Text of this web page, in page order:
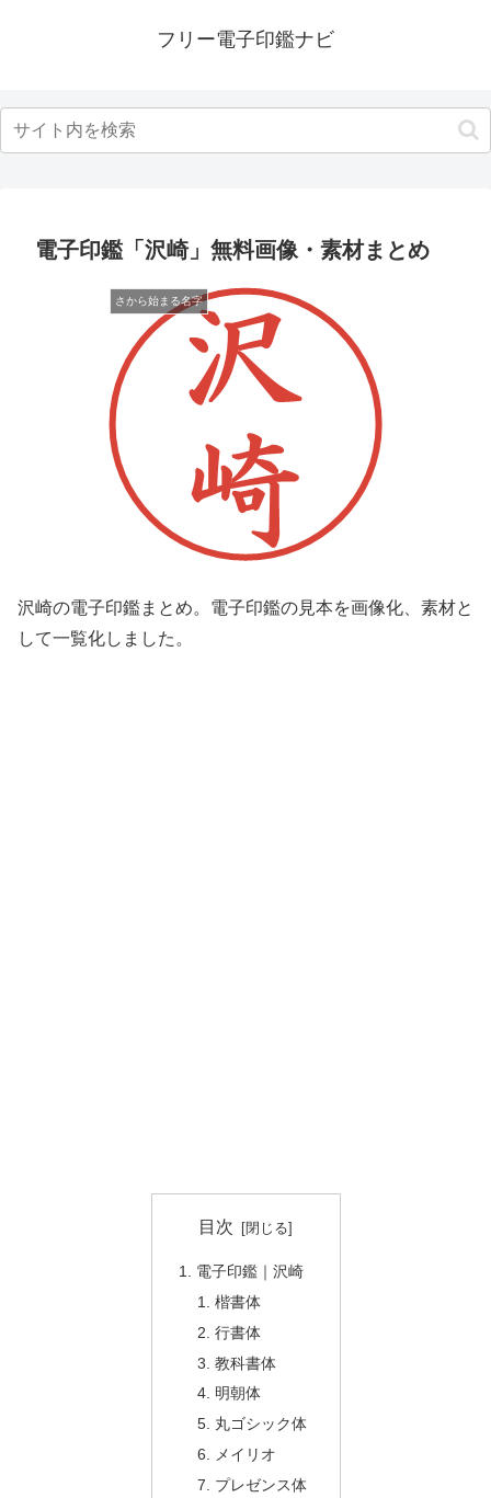
フリー電子印鑑ナビ
電子印鑑「沢崎」無料画像・素材まとめ
さから始まる名字
沢崎の電子印鑑まとめ。電子印鑑の見本を画像化、素材と
して一覧化しました。
目次
電子印鑑｜沢崎
楷書体
行書体
教科書体
明朝体
丸ゴシック体
メイリオ
プレゼンス体